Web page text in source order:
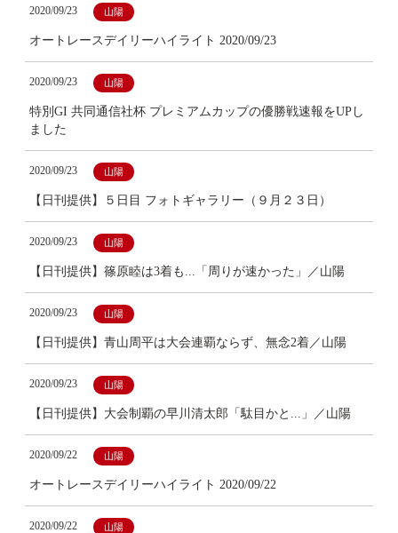
2020/09/23 山陽
オートレースデイリーハイライト 2020/09/23
2020/09/23 山陽
特別GI 共同通信社杯 プレミアムカップの優勝戦速報をUPし
ました
2020/09/23 山陽
【日刊提供】５日目 フォトギャラリー（９月２３日）
2020/09/23 山陽
【日刊提供】篠原睦は3着も...「周りが速かった」／山陽
2020/09/23 山陽
【日刊提供】青山周平は大会連覇ならず、無念2着／山陽
2020/09/23 山陽
【日刊提供】大会制覇の早川清太郎「駄目かと...」／山陽
2020/09/22 山陽
オートレースデイリーハイライト 2020/09/22
2020/09/22 山陽